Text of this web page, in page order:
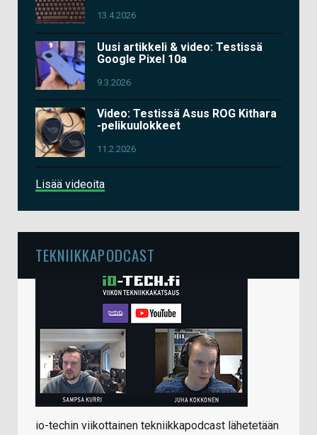
13.4.2026
Uusi artikkeli & video: Testissä
Google Pixel 10a
9.3.2026
Video: Testissä Asus ROG Kithara
-pelikuulokkeet
11.2.2026
Lisää videoita
TEKNIIKKAPODCAST
io-techin viikottainen tekniikkapodcast lähetetään